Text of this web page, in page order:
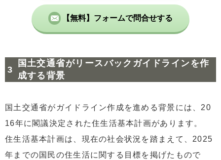
【無料】フォームで問合せする
国土交通省がリースバックガイドラインを作
成する背景
国土交通省がガイドライン作成を進める背景には、20
16年に閣議決定された住生活基本計画があります。
住生活基本計画は、現在の社会状況を踏まえて、2025
年までの国民の住生活に関する目標を掲げたもので